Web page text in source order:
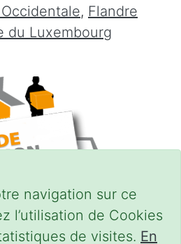
navigation sur ce
l’utilisation de Cookies
de visites. En
, Flandre
du Luxembourg